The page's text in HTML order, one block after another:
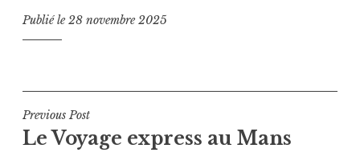
Publié le28 novembre 2025
Navigation
de
Previous Post
Le Voyage express au Mans